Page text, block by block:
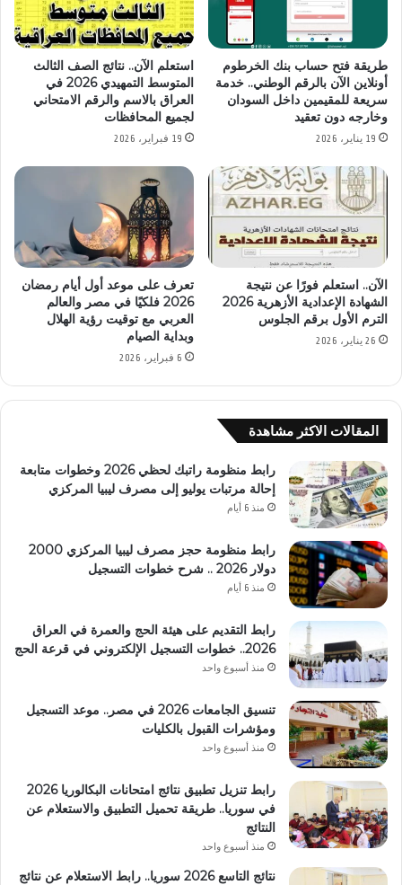
طريقة فتح حساب بنك الخرطوم
أونلاين الآن بالرقم الوطني.. خدمة
سريعة للمقيمين داخل السودان
وخارجه دون تعقيد
19 يناير، 2026
استعلم الآن.. نتائج الصف الثالث
المتوسط التمهيدي 2026 في
العراق بالاسم والرقم الامتحاني
لجميع المحافظات
19 فبراير، 2026
الآن.. استعلم فورًا عن نتيجة
الشهادة الإعدادية الأزهرية 2026
الترم الأول برقم الجلوس
26 يناير، 2026
تعرف على موعد أول أيام رمضان
2026 فلكيًا في مصر والعالم
العربي مع توقيت رؤية الهلال
وبداية الصيام
6 فبراير، 2026
المقالات الاكثر مشاهدة
رابط منظومة راتبك لحظي 2026 وخطوات متابعة
إحالة مرتبات يوليو إلى مصرف ليبيا المركزي
منذ 6 أيام
رابط منظومة حجز مصرف ليبيا المركزي 2000
دولار 2026 .. شرح خطوات التسجيل
منذ 6 أيام
رابط التقديم على هيئة الحج والعمرة في العراق
2026.. خطوات التسجيل الإلكتروني في قرعة الحج
منذ أسبوع واحد
تنسيق الجامعات 2026 في مصر.. موعد التسجيل
ومؤشرات القبول بالكليات
منذ أسبوع واحد
رابط تنزيل تطبيق نتائج امتحانات البكالوريا 2026
في سوريا.. طريقة تحميل التطبيق والاستعلام عن
النتائج
منذ أسبوع واحد
نتائج التاسع 2026 سوريا.. رابط الاستعلام عن نتائج